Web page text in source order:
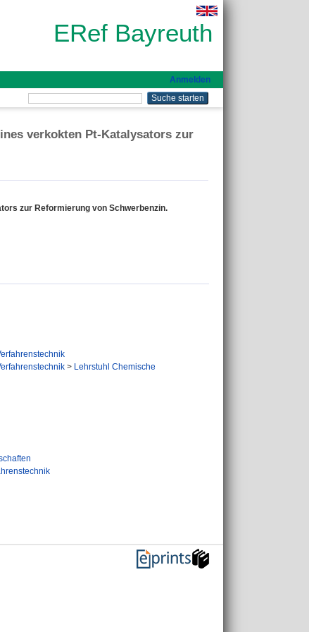
ERef Bayreuth
Anmelden
verkokten Pt-Katalysators zur
zur Reformierung von Schwerbenzin.
> Lehrstuhl Chemische